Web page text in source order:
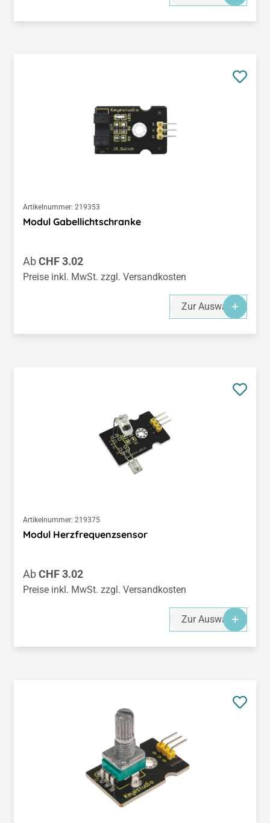
Artikelnummer: 219353
Modul Gabellichtschranke
Regulärer Preis:
AbCHF 3.02
Preise inkl. MwSt. zzgl. Versandkosten
Zur Auswahl
Artikelnummer: 219375
Modul Herzfrequenzsensor
Regulärer Preis:
AbCHF 3.02
Preise inkl. MwSt. zzgl. Versandkosten
Zur Auswahl